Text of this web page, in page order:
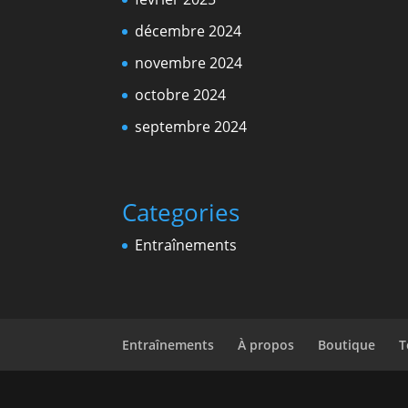
décembre 2024
novembre 2024
octobre 2024
septembre 2024
Categories
Entraînements
Entraînements À propos Boutique